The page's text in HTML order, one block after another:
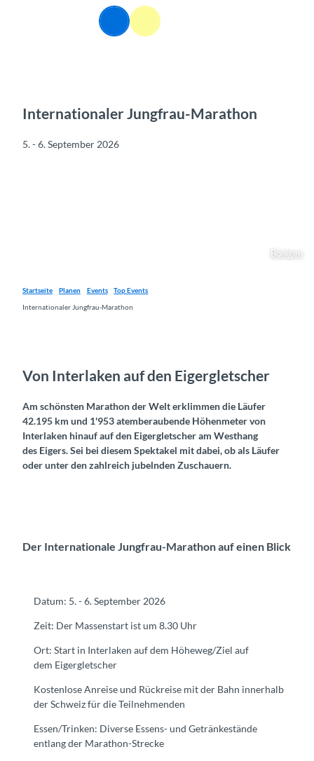
Suche Menü
Bönigen
Internationaler Jungfrau-Marathon
5. - 6. September 2026
Startseite Planen Events
Top Events
Internationaler Jungfrau-Marathon
Von Interlaken auf den Eigergletscher
Am schönsten Marathon der Welt erklimmen die Läufer
42.195 km und 1'953 atemberaubende Höhenmeter von
Interlaken hinauf auf den Eigergletscher am Westhang
des Eigers. Sei bei diesem Spektakel mit dabei, ob als Läufer
oder unter den zahlreich jubelnden Zuschauern.
Der Internationale Jungfrau-Marathon auf einen Blick
Datum: 5. - 6. September 2026
Zeit: Der Massenstart ist um 8.30 Uhr
Ort: Start in Interlaken auf dem Höheweg/Ziel auf
dem Eigergletscher
Kostenlose Anreise und Rückreise mit der Bahn innerhalb
der Schweiz für die Teilnehmenden
Essen/Trinken: Diverse Essens- und Getränkestände
entlang der Marathon-Strecke